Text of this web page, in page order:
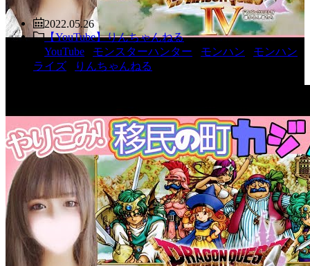
2022.05.26
【YouTube】りんちゃんねる
YouTube
モンスターハンター モンハン
モンハン
ライズ
りんちゃんねる